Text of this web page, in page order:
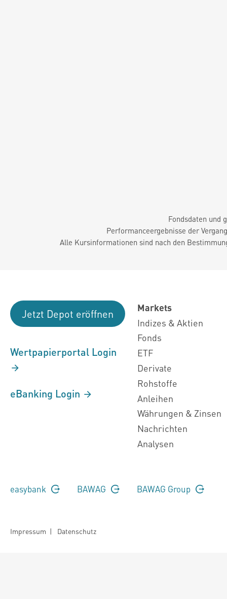
Fondsdaten und
Performanceergebnisse der
Alle Kursinformationen sind nach den
Jetzt Depot eröffnen
Wertpapierportal Login
eBanking Login
Markets
Indizes & Aktien
Fonds
ETF
Derivate
Rohstoffe
Anleihen
Währungen & Zinsen
Nachrichten
Analysen
easybank BAWAG BAWAG Group
Impressum | Datenschutz